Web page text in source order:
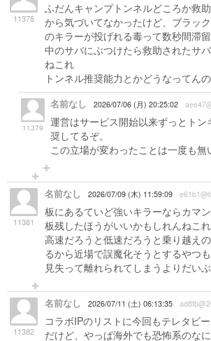
11378
ふだんキャンプトンネルどころか救
から気づいてなかったけど、ブラッ
のキラーが投げれる毒って数秒間滞
中のサバにぶつけたら救助されたサ
ねこれ
トンネル推奨能力とかどうなってんの
11379
名前なし 2026/07/06 (月) 20:25:02
運営はサービス開始以来ずっとトン
奨してるぞ。
この立場が変わったことは一度も無
11381
名前なし 2026/07/09 (木) 11:59:09
板にあるていど強いキラーならカマ
板残したほうがいいかもしれんねこれ
高速だろうと低速だろうと乗り越え
るから近場で誤魔化そうとするやつ
見失って離れられてしまうよりだい
11382
名前なし 2026/07/11 (土) 06:13:35
コラボIPのリストに今回もテレタビ
だけど、やっぱ海外でも恐怖系のな